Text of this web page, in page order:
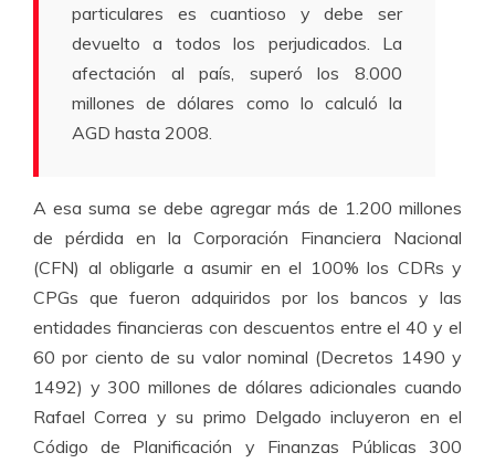
particulares es cuantioso y debe ser
devuelto a todos los perjudicados. La
afectación al país, superó los 8.000
millones de dólares como lo calculó la
AGD hasta 2008.
A esa suma se debe agregar más de 1.200 millones
de pérdida en la Corporación Financiera Nacional
(CFN) al obligarle a asumir en el 100% los CDRs y
CPGs que fueron adquiridos por los bancos y las
entidades financieras con descuentos entre el 40 y el
60 por ciento de su valor nominal (Decretos 1490 y
1492) y 300 millones de dólares adicionales cuando
Rafael Correa y su primo Delgado incluyeron en el
Código de Planificación y Finanzas Públicas 300